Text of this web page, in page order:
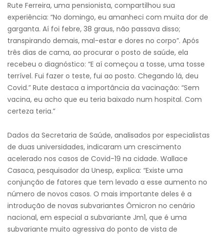
Rute Ferreira, uma pensionista, compartilhou sua
experiência: “No domingo, eu amanheci com muita dor de
garganta. Aí foi febre, 38 graus, não passava disso;
transpirando demais, mal-estar e dores no corpo”. Após
três dias de cama, ao procurar o posto de saúde, ela
recebeu o diagnóstico: “E aí começou a tosse, uma tosse
terrível. Fui fazer o teste, fui ao posto. Chegando lá, deu
Covid.” Rute destaca a importância da vacinação: “Sem
vacina, eu acho que eu teria baixado num hospital. Com
certeza teria.”
Dados da Secretaria de Saúde, analisados por especialistas
de duas universidades, indicaram um crescimento
acelerado nos casos de Covid-19 na cidade. Wallace
Casaca, pesquisador da Unesp, explica: “Existe uma
conjunção de fatores que tem levado a esse aumento no
número de novos casos. O mais importante deles é a
introdução de novas subvariantes Ômicron no cenário
nacional, em especial a subvariante Jm1, que é uma
subvariante muito agressiva do ponto de vista de